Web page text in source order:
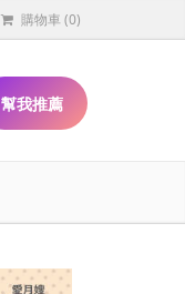
購物車 (0)
幫我推薦